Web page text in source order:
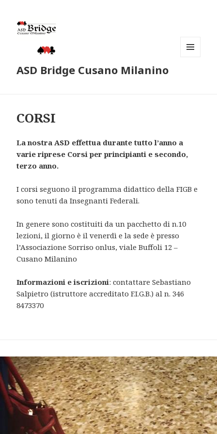
ASD Bridge Cusano Milanino
CORSI
La nostra ASD effettua durante tutto l’anno a
varie riprese Corsi per principianti e secondo,
terzo anno.
I corsi seguono il programma didattico della FIGB e
sono tenuti da Insegnanti Federali.
In genere sono costituiti da un pacchetto di n.10
lezioni, il giorno è il venerdì e la sede è presso
l’Associazione Sorriso onlus, viale Buffoli 12 –
Cusano Milanino
Informazioni e iscrizioni: contattare Sebastiano
Salpietro (istruttore accreditato F.I.G.B.) al n. 346
8473370